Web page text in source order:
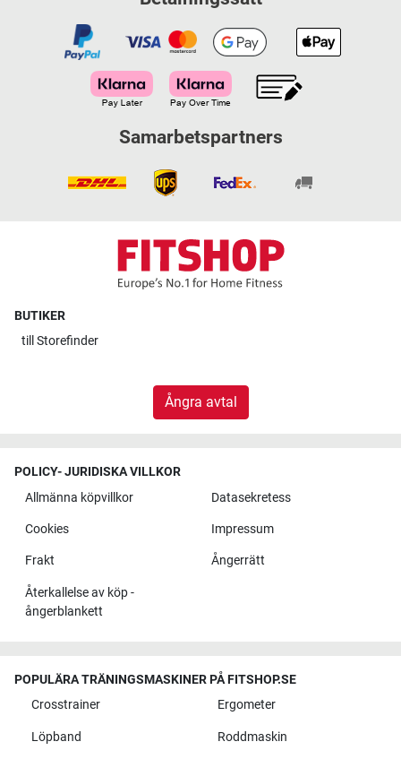
Samarbetspartners
BUTIKER
till Storefinder
Ångra avtal
POLICY- JURIDISKA VILLKOR
Allmänna köpvillkor
Datasekretess
Cookies Impressum
Frakt Ångerrätt
Återkallelse av köp -
ångerblankett
POPULÄRA TRÄNINGSMASKINER PÅ FITSHOP.SE
Crosstrainer
Ergometer
Löpband Roddmaskin